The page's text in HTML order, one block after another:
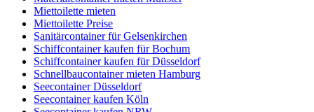
Miettoilette mieten
Miettoilette Preise
Sanitärcontainer für Gelsenkirchen
Schiffcontainer kaufen für Bochum
Schiffcontainer kaufen für Düsseldorf
Schnellbaucontainer mieten Hamburg
Seecontainer Düsseldorf
Seecontainer kaufen Köln